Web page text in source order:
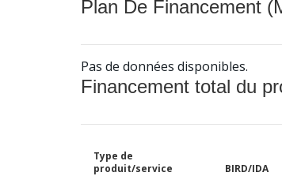
Plan De Financement
Pas de données disponibles.
Financement total du
Type de
produit/service
BIRD/IDA